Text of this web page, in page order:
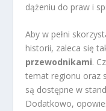
dążeniu do praw i
Aby w pełni
historii, zaleca się
przewodnikami.
temat regionu oraz
są dostępne w
Dodatkowo,